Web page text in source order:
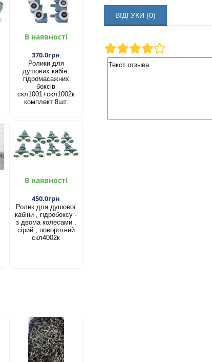
В наявності
370.0грн
Ролики для
душових кабін,
гідромасажних
боксів
скл1001+скл1002к
комплект 8шт.
В наявності
450.0грн
Ролик для душової
кабіни , гідробоксу -
з двома колесами ,
сірий , поворотний
скл4002к
ВІДГУКИ (0)